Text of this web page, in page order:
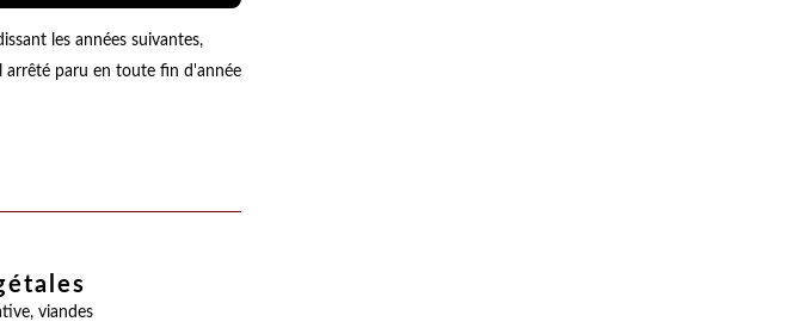
les années suivantes,
arrêté paru en toute fin d'année
, viandes